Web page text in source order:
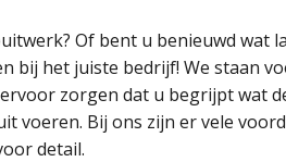
Of bent u benieuwd wat
bij het juiste bedrijf! We staan
zorgen dat u begrijpt wat
voeren. Bij ons zijn er vele
detail.